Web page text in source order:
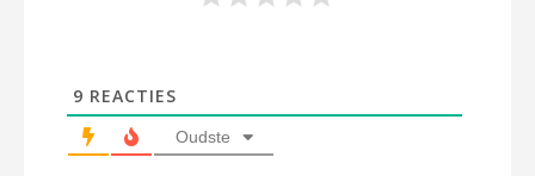
9 REACTIES
Oudste